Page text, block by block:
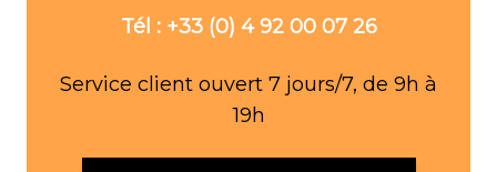
Tél : +33 (0) 4 92 00 07 26
Service client ouvert 7 jours/7, de 9h à
19h